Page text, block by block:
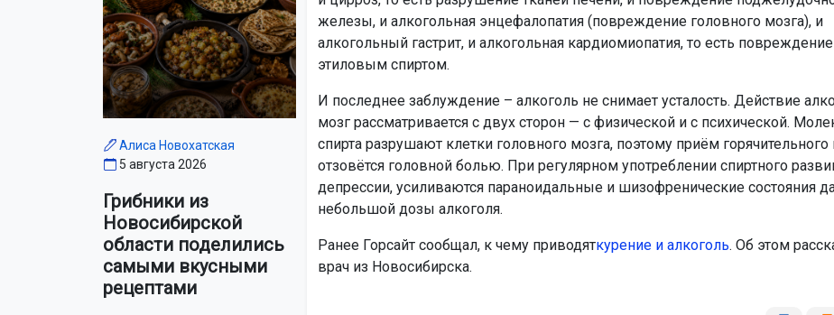
Алиса Новохатская
5 августа 2026
Грибники из
Новосибирской
области поделились
самыми вкусными
рецептами
железы, и алкогольная энцефалопатия (повреждение головного мозга), и
алкогольный гастрит, и алкогольная кардиомиопатия, то есть
этиловым спиртом.
И последнее заблуждение – алкоголь не снимает усталость. Действие
мозг рассматривается с двух сторон — с физической и с психической.
спирта разрушают клетки головного мозга, поэтому приём горячительного
отзовётся головной болью. При регулярном употреблении спиртного
депрессии, усиливаются параноидальные и шизофренические состояния
небольшой дозы алкоголя.
Ранее Горсайт сообщал, к чему приводяткурение и алкоголь. Об этом
врач из Новосибирска.